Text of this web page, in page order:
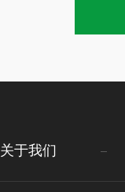
关于我们